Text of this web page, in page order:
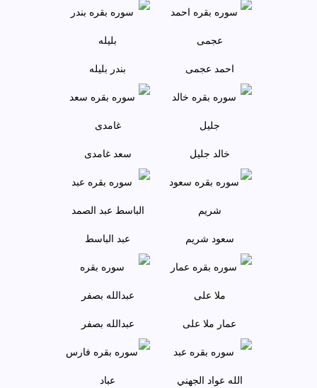
احمد عجمى بندر بليله
خالد جليل سعد غامدی
سعود شريم عبد الباسط
عمار ملا علی عبدالله بصفر